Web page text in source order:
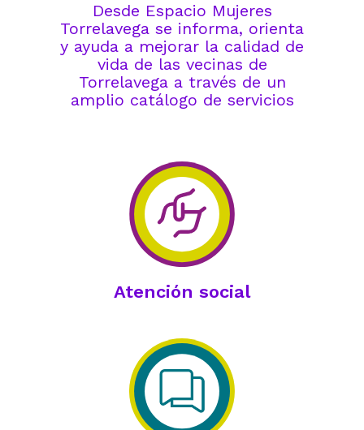
Desde Espacio Mujeres
Torrelavega se informa, orienta
y ayuda a mejorar la calidad de
vida de las vecinas de
Torrelavega a través de un
amplio catálogo de servicios
Atención social